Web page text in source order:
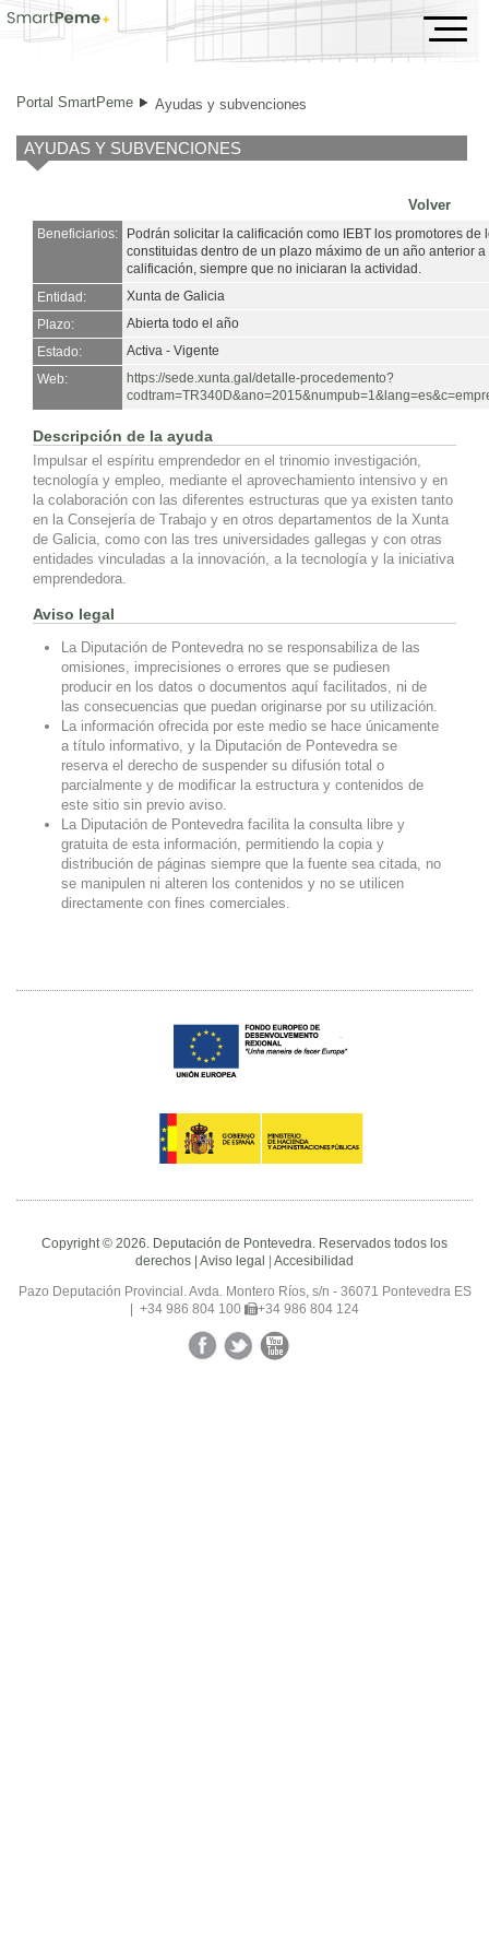
Ayudas y subvenciones
Portal SmartPeme Ayudas y subvenciones
AYUDAS Y SUBVENCIONES
Volver
Beneficiarios:
Podrán solicitar la calificación como IEBT los promotores
constituidas dentro de un plazo máximo de un año anterior
calificación, siempre que no iniciaran la actividad.
Entidad:
Xunta de Galicia
Plazo:
Abierta todo el año
Estado:
Activa - Vigente
Web:
https://sede.xunta.gal/detalle-procedemento?
Descripción de la ayuda
Impulsar el espíritu emprendedor en el trinomio investigación,
tecnología y empleo, mediante el aprovechamiento intensivo y en
la colaboración con las diferentes estructuras que ya existen tanto
en la Consejería de Trabajo y en otros departamentos de la Xunta
de Galicia, como con las tres universidades gallegas y con otras
entidades vinculadas a la innovación, a la tecnología y la iniciativa
emprendedora.
Aviso legal
La Diputación de Pontevedra no se responsabiliza de las
omisiones, imprecisiones o errores que se pudiesen
producir en los datos o documentos aquí facilitados, ni de
las consecuencias que puedan originarse por su utilización.
La información ofrecida por este medio se hace únicamente
a título informativo, y la Diputación de Pontevedra se
reserva el derecho de suspender su difusión total o
parcialmente y de modificar la estructura y contenidos de
este sitio sin previo aviso.
La Diputación de Pontevedra facilita la consulta libre y
gratuita de esta información, permitiendo la copia y
distribución de páginas siempre que la fuente sea citada, no
se manipulen ni alteren los contenidos y no se utilicen
directamente con fines comerciales.
Copyright © 2026. Deputación de Pontevedra. Reservados todos los
derechos | Aviso legal | Accesibilidad
Pazo Deputación Provincial. Avda. Montero Ríos, s/n - 36071 Pontevedra ES
| +34 986 804 100
+34 986 804 124
FacebookTwitterYouTube